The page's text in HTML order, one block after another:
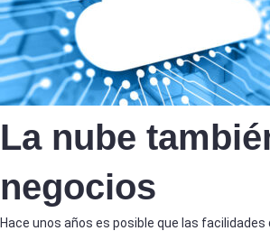
La nube
negocios
Hace unos años es posible que las